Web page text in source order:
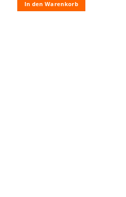
In den Warenkorb